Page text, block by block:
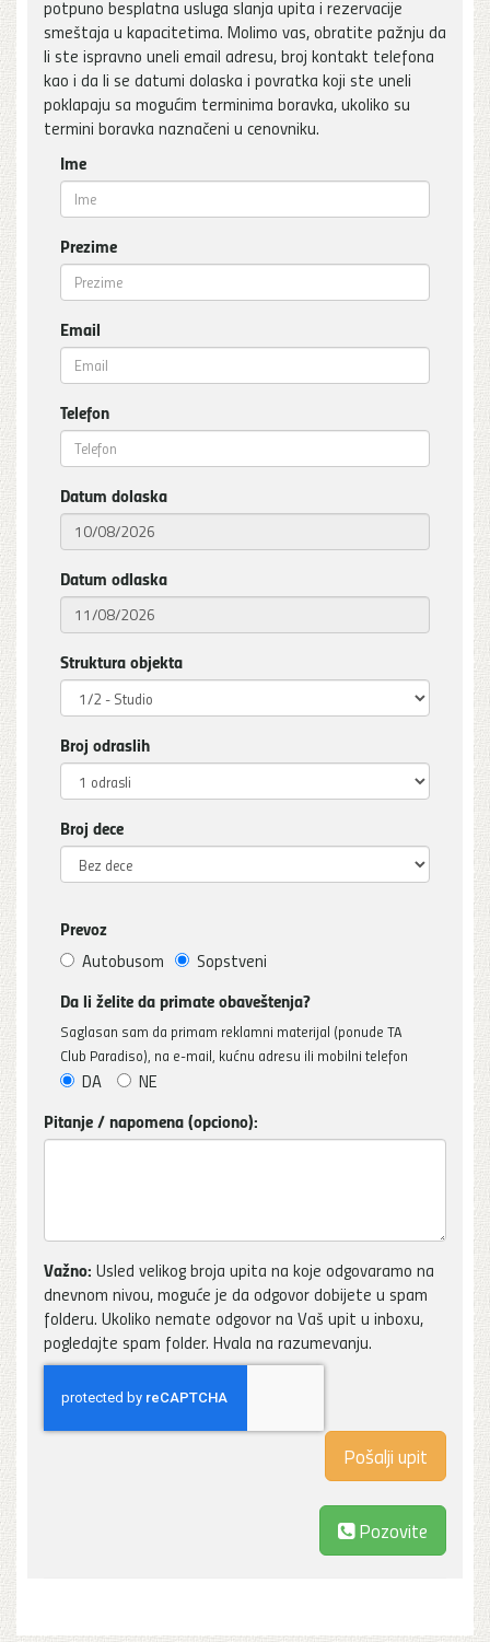
potpuno besplatna usluga slanja upita i rezervacije
smeštaja u kapacitetima. Molimo vas, obratite pažnju da
li ste ispravno uneli email adresu, broj kontakt telefona
kao i da li se datumi dolaska i povratka koji ste uneli
poklapaju sa mogućim terminima boravka, ukoliko su
termini boravka naznačeni u cenovniku.
Ime
Prezime
Email
Telefon
Datum dolaska
Datum odlaska
Struktura objekta
Broj odraslih
Broj dece
Prevoz
Autobusom Sopstveni
Da li želite da primate obaveštenja?
Saglasan sam da primam reklamni materijal (ponude TA
Club Paradiso), na e-mail, kućnu adresu ili mobilni telefon
DA NE
Pitanje / napomena (opciono):
Važno: Usled velikog broja upita na koje odgovaramo na
dnevnom nivou, moguće je da odgovor dobijete u spam
folderu. Ukoliko nemate odgovor na Vaš upit u inboxu,
pogledajte spam folder. Hvala na razumevanju.
Pozovite